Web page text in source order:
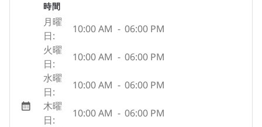
時間
月曜
日:
10:00 AM - 06:00 PM
火曜
日:
10:00 AM - 06:00 PM
水曜
日:
10:00 AM - 06:00 PM
木曜
日:
10:00 AM - 06:00 PM